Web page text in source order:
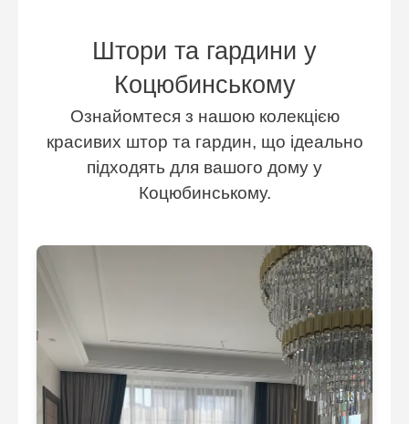
Штори та гардини у
Коцюбинському
Ознайомтеся з нашою колекцією
красивих штор та гардин, що ідеально
підходять для вашого дому у
Коцюбинському.